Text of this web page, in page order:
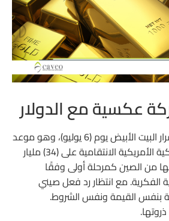
عكسية مع الدولار
الأسواق المالية تنتظر قرار البيت الأبيض يوم (6 يوليو)، وهو موعد
تطبيق التعريفات الجمركية الأمريكية الانتقامية على (34) مليار
من الصين كمرحلة أولى وفقًا
الفكرية. مع انتظار رد فعل صيني
بنفس القيمة ونفس الشروط.